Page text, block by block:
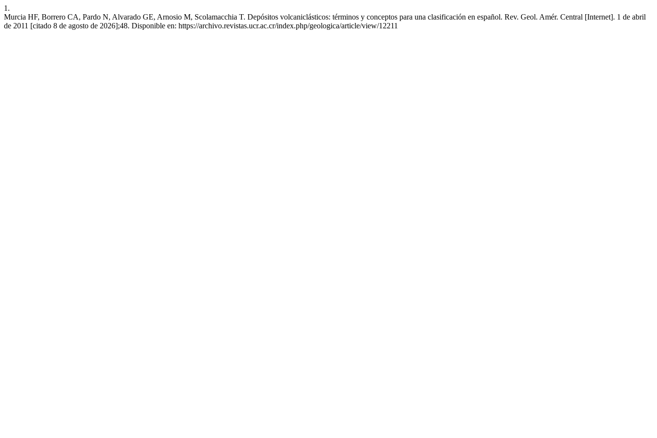
1.
Murcia HF, Borrero CA, Pardo N, Alvarado GE, Arnosio M, Scolamacchia T. Depósitos volcaniclásticos: términos y conceptos para una clasificación en español. Rev. Geol. Amér. Central [Internet]. 1 de abril
de 2011 [citado 8 de agosto de 2026];48. Disponible en: https://archivo.revistas.ucr.ac.cr/index.php/geologica/article/view/12211